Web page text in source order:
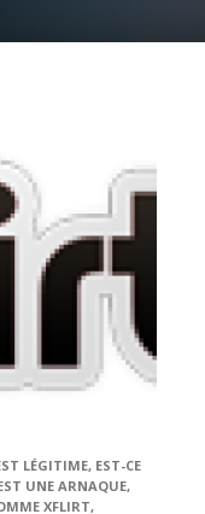
LÉGITIME, EST-CE
UNE ARNAQUE,
XFLIRT,